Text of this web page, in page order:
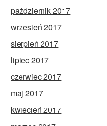
październik 2017
wrzesień 2017
sierpień 2017
lipiec 2017
czerwiec 2017
maj 2017
kwiecień 2017